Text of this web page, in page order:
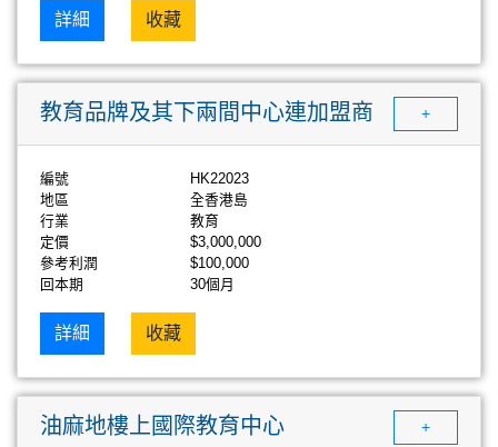
詳細 收藏
教育品牌及其下兩間中心連加盟商 +
編號
HK22023
地區
全香港島
行業
教育
定價
$3,000,000
參考利潤
$100,000
回本期
30個月
詳細 收藏
油麻地樓上國際教育中心 +